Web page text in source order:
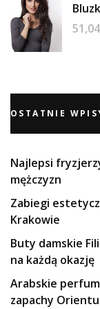
51,04
OSTATNIE
Najlepsi
mężczyzn
Zabiegi
Krakowie
Buty damskie
na każdą okazję
Arabskie
zapachy Orientu